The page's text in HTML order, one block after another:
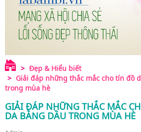
Đẹp & Hiểu biết
Giải đáp những thắc mắc cho tín đồ
trong mùa hè
GIẢI ĐÁP NHỮNG THẮC MẮC
DA BẰNG DẦU TRONG MÙA HÈ